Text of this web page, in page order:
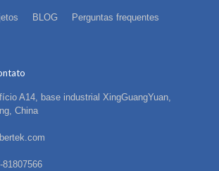
BLOG Perguntas frequentes
A14, base industrial XingGuangYuan,
China
81807566